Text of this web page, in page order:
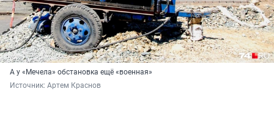
А у «Мечела» обстановка ещё «военная»
Источник: Артем Краснов